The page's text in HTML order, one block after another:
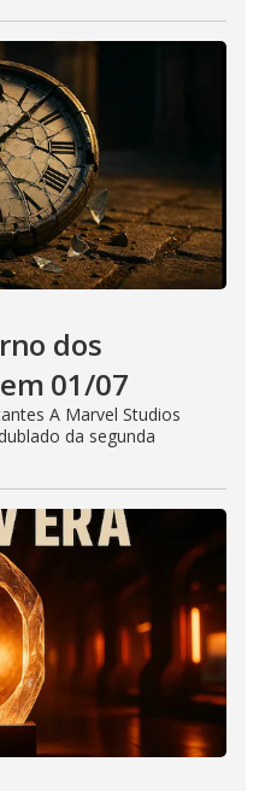
dos
01/07
A Marvel Studios
da segunda